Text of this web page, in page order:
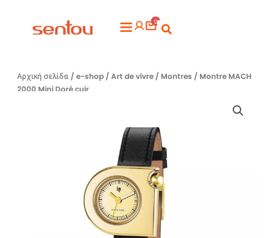
Flyout
0
Αρχική σελίδα/ e-shop/ Art de vivre/ Montres / Montre MACH
2000 Mini Doré cuir